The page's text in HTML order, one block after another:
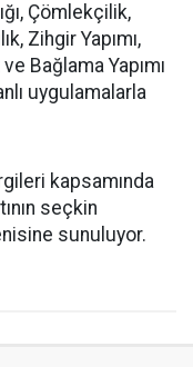
Çömlekçilik,
Zihgir Yapımı,
Bağlama Yapımı
uygulamalarla
kapsamında
seçkin
sunuluyor.